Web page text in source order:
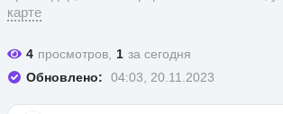
карте
4 просмотров, 1 за сегодня
Обновлено:
04:03, 20.11.2023